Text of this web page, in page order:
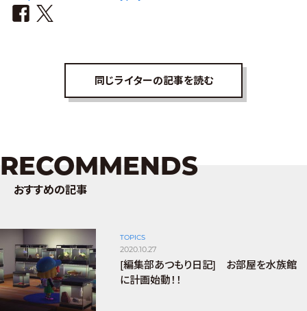
同じライターの記事を読む
RECOMMENDS
おすすめの記事
TOPICS
2020.10.27
[編集部あつもり日記] お部屋を水族館
に計画始動！！